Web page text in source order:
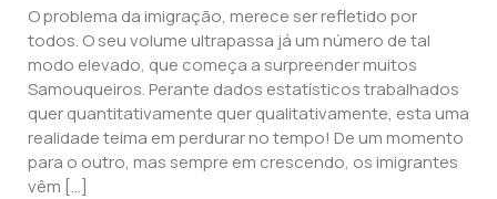
O problema da imigração, merece ser refletido por
todos. O seu volume ultrapassa já um número de tal
modo elevado, que começa a surpreender muitos
Samouqueiros. Perante dados estatísticos trabalhados
quer quantitativamente quer qualitativamente, esta uma
realidade teima em perdurar no tempo! De um momento
para o outro, mas sempre em crescendo, os imigrantes
vêm […]